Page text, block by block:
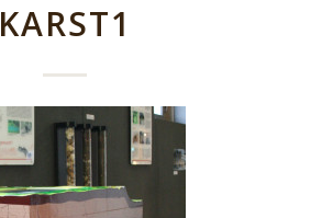
KARST1